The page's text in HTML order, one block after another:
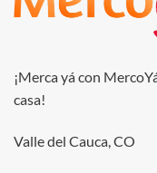
¡Merca yá con
casa!
Valle del Cauca, CO